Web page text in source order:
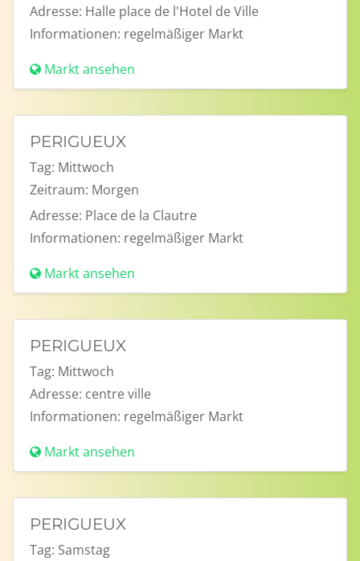
Adresse: Halle place de l'Hotel de Ville
Informationen: regelmäßiger Markt
Markt ansehen
PERIGUEUX
Tag: Mittwoch
Zeitraum: Morgen
Adresse: Place de la Clautre
Informationen: regelmäßiger Markt
Markt ansehen
PERIGUEUX
Tag: Mittwoch
Adresse: centre ville
Informationen: regelmäßiger Markt
Markt ansehen
PERIGUEUX
Tag: Samstag